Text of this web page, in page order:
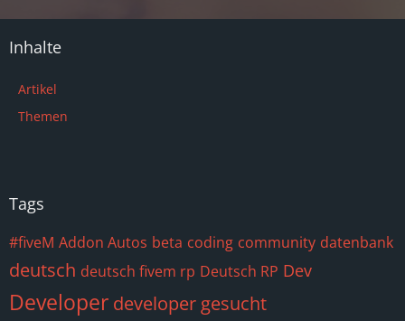
Inhalte
Artikel
Themen
Tags
#fiveM Addon Autos beta coding community datenbank
deutsch deutsch fivem rp Deutsch RP Dev
Developer developer gesucht